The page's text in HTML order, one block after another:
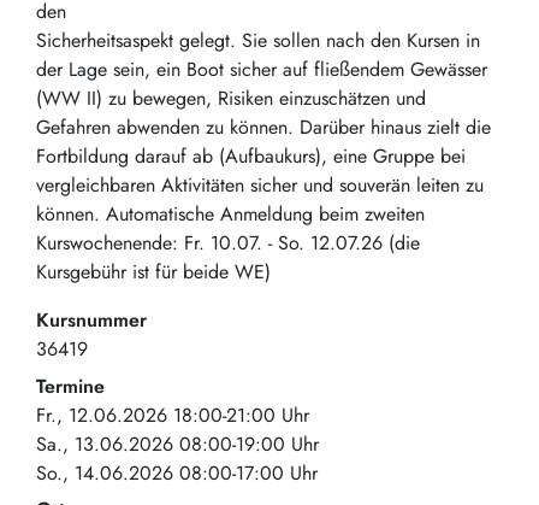
den
Sicherheitsaspekt gelegt. Sie sollen nach den Kursen in
der Lage sein, ein Boot sicher auf fließendem Gewässer
(WW II) zu bewegen, Risiken einzuschätzen und
Gefahren abwenden zu können. Darüber hinaus zielt die
Fortbildung darauf ab (Aufbaukurs), eine Gruppe bei
vergleichbaren Aktivitäten sicher und souverän leiten zu
können. Automatische Anmeldung beim zweiten
Kurswochenende: Fr. 10.07. - So. 12.07.26 (die
Kursgebühr ist für beide WE)
Kursnummer
36419
Termine
Fr., 12.06.2026 18:00-21:00 Uhr
Sa., 13.06.2026 08:00-19:00 Uhr
So., 14.06.2026 08:00-17:00 Uhr